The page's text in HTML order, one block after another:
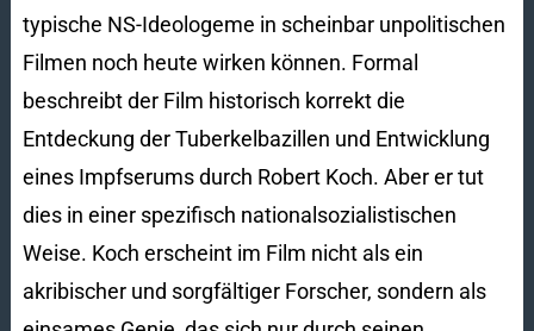
typische NS-Ideologeme in scheinbar unpolitischen
Filmen noch heute wirken können. Formal
beschreibt der Film historisch korrekt die
Entdeckung der Tuberkelbazillen und Entwicklung
eines Impfserums durch Robert Koch. Aber er tut
dies in einer spezifisch nationalsozialistischen
Weise. Koch erscheint im Film nicht als ein
akribischer und sorgfältiger Forscher, sondern als